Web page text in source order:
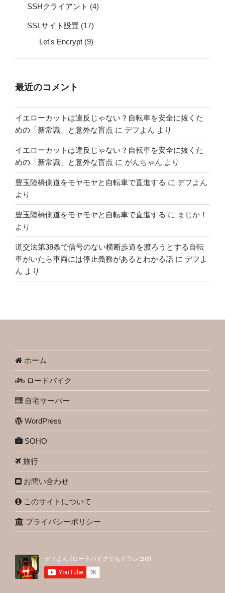
SSHクライアント (4)
SSLサイト設置 (17)
Let's Encrypt (9)
最近のコメント
イエローカットは違反じゃない？自転車を安全に抜くた
めの「新常識」と意外な盲点 に デフよん より
イエローカットは違反じゃない？自転車を安全に抜くた
めの「新常識」と意外な盲点 に がんちゃん より
豊玉陸橋側道をモヤモヤと自転車で直進する に デフよん
より
豊玉陸橋側道をモヤモヤと自転車で直進する に まじか！
より
道交法第38条で信号のない横断歩道を渡ろうとする自転
車がいたら車両には停止義務があるとわかる話 に デフよ
ん より
ホーム
ロードバイク
自宅サーバー
WordPress
SOHO
旅行
お問い合わせ
このサイトについて
プライバシーポリシー